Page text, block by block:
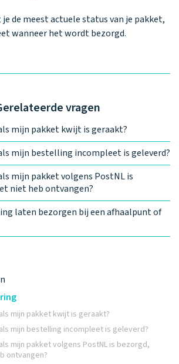
mijn pakket kwijt is geraakt?
mijn bestelling incompleet is geleverd?
mijn pakket volgens PostNL is bezorgd,
ontvangen?
je de meest actuele status van je pakket,
wanneer het wordt bezorgd.
vragen
mijn pakket kwijt is geraakt?
mijn bestelling incompleet is geleverd?
mijn pakket volgens PostNL is
niet heb ontvangen?
laten bezorgen bij een afhaalpunt of